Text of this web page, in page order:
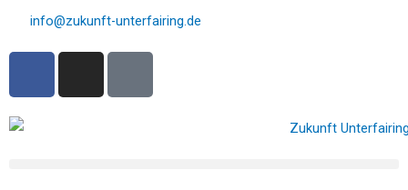
springen
info@zukunft-unterfairing.de